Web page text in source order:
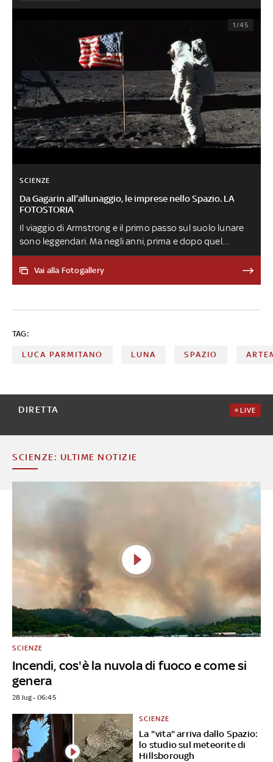
1/45
SCIENZE
Da Gagarin all’allunaggio, le imprese nello Spazio. LA
FOTOSTORIA
Il viaggio di Armstrong e il primo passo sul suolo lunare
sono leggendari. Ma negli anni, prima e dopo quel
celebre 20 luglio 1969, sono stati diversi gli astronauti
che hanno fatto la storia. Fino all'avvento dei privati
Vai alla Fotogallery
TAG:
LUCA PARMITANO LUNA SPAZIO
DIRETTA LIVE
SCIENZE: ULTIME NOTIZIE
Incendi, cos'è la nuvola di fuoco e come si
genera
SCIENZE
28 lug - 06:45
La "vita" arriva dallo Spazio:
lo studio sul meteorite di
Hillsborough
SCIENZE